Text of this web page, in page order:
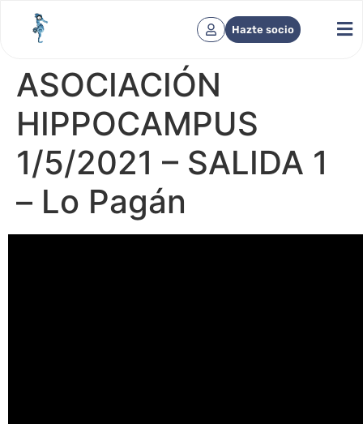
Hazte socio
ASOCIACIÓN
HIPPOCAMPUS
1/5/2021 – SALIDA 1
– Lo Pagán